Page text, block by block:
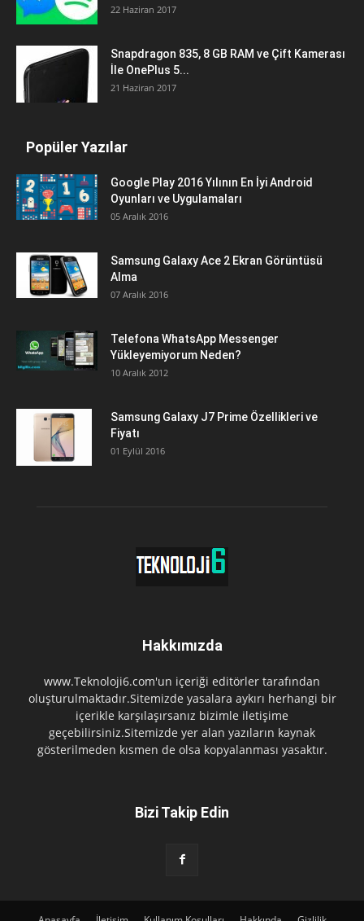
22 Haziran 2017
Snapdragon 835, 8 GB RAM ve Çift Kamerası
İle OnePlus 5...
21 Haziran 2017
Popüler Yazılar
Google Play 2016 Yılının En İyi Android
Oyunları ve Uygulamaları
05 Aralık 2016
Samsung Galaxy Ace 2 Ekran Görüntüsü
Alma
07 Aralık 2016
Telefona WhatsApp Messenger
Yükleyemiyorum Neden?
10 Aralık 2012
Samsung Galaxy J7 Prime Özellikleri ve
Fiyatı
01 Eylül 2016
Hakkımızda
www.Teknoloji6.com'un içeriği editörler tarafından
oluşturulmaktadır.Sitemizde yasalara aykırı herhangi bir
içerikle karşılaşırsanız bizimle iletişime
geçebilirsiniz.Sitemizde yer alan yazıların kaynak
gösterilmeden kısmen de olsa kopyalanması yasaktır.
Bizi Takip Edin